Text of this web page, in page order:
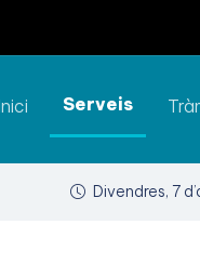
Serveis
Divendres, 7